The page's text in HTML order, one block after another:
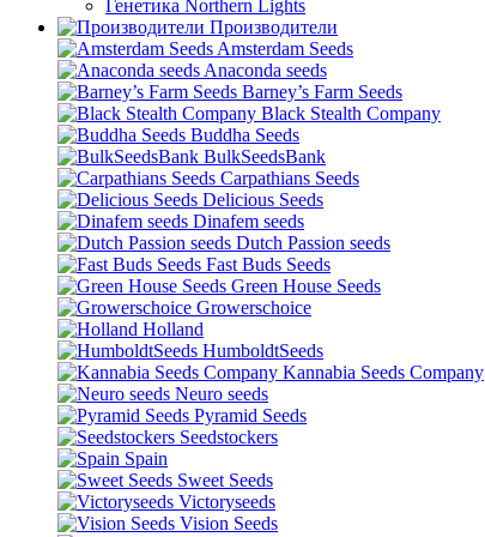
Генетика Northern Lights
Производители
Amsterdam Seeds
Anaconda seeds
Barney’s Farm Seeds
Black Stealth Company
Buddha Seeds
BulkSeedsBank
Carpathians Seeds
Delicious Seeds
Dinafem seeds
Dutch Passion seeds
Fast Buds Seeds
Green House Seeds
Growerschoice
Holland
HumboldtSeeds
Kannabia Seeds Company
Neuro seeds
Pyramid Seeds
Seedstockers
Spain
Sweet Seeds
Victoryseeds
Vision Seeds